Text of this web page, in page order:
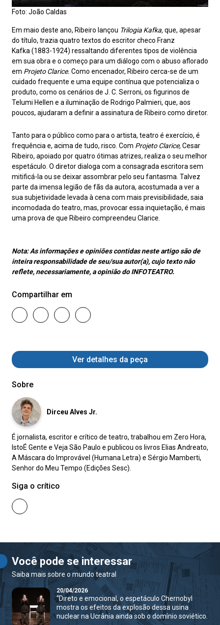
Foto: João Caldas
Em maio deste ano, Ribeiro lançou Trilogia Kafka,que, apesar
do título, trazia quatro textos do escritor checo Franz
Kafka (1883-1924) ressaltando diferentes tipos de violência
em sua obra e o começo para um diálogo com o abuso aflorado
em Projeto Clarice. Como encenador, Ribeiro cerca-se de um
cuidado frequente e uma equipe contínua que potencializa o
produto, como os cenários de J. C. Serroni, os figurinos de
Telumi Hellen e a iluminação de Rodrigo Palmieri, que, aos
poucos, ajudaram a definir a assinatura de Ribeiro como diretor.
Tanto para o público como para o artista, teatro é exercício, é
frequência e, acima de tudo, risco. Com Projeto Clarice,Cesar
Ribeiro, apoiado por quatro ótimas atrizes, realiza o seu melhor
espetáculo. O diretor dialoga com a consagrada escritora sem
mitificá-la ou se deixar assombrar pelo seu fantasma. Talvez
parte da imensa legião de fãs da autora, acostumada a ver a
sua subjetividade levada à cena com mais previsibilidade, saia
incomodada do teatro, mas, provocar essa inquietação, é mais
uma prova de que Ribeiro compreendeu Clarice.
Nota:As informações e opiniões contidas neste artigo são de
inteira responsabilidade de seu/sua autor(a), cujo texto não
reflete, necessariamente, a opinião do INFOTEATRO.
Compartilhar em
Ver detalhes da peça
Sobre
Dirceu Alves Jr.
É jornalista, escritor e crítico de teatro, trabalhou em Zero Hora,
IstoÉ Gente e Veja São Paulo e publicou os livros Elias Andreato,
A Máscara do Improvável (Humana Letra) e Sérgio Mamberti,
Senhor do Meu Tempo (Edições Sesc).
Siga o crítico
Você pode se interessar
Saiba mais sobre o mundo teatral
20/04/2026
“Direto e emocional, o espetáculo Chernobyl
mostra os efeitos da explosão dessa usina
nuclear na Ucrânia ainda sob o domínio soviético.